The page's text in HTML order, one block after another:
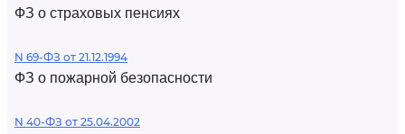
ФЗ о страховых пенсиях
N 69-ФЗ от 21.12.1994
ФЗ о пожарной безопасности
N 40-ФЗ от 25.04.2002